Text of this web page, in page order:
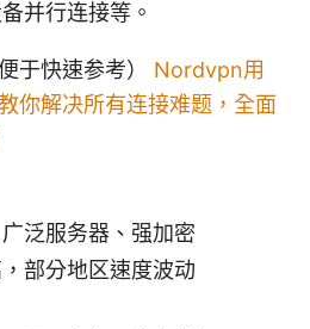
并行连接等。
于快速参考） Nordvpn用
你解决所有连接难题，全面
泛服务器、强加密
部分地区速度波动